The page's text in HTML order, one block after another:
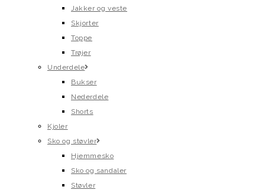
Jakker og veste
Skjorter
Toppe
Trøjer
Underdele
Bukser
Nederdele
Shorts
Kjoler
Sko og støvler
Hjemmesko
Sko og sandaler
Støvler